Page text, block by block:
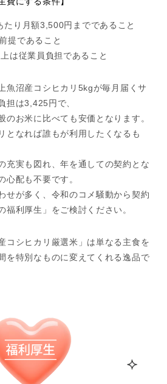
たり月額3,500円までであること
提であること
は従業員負担であること
魚沼産コシヒカリ5kgが毎月届くサ
担は3,425円で、
のお米に比べても安価となります。
となれば誰もが利用したくなるも
充実も図れ、年を通しての契約とな
心配も不要です。
せが多く、令和のコメ騒動から契約
福利厚生」をご検討ください。
コシヒカリ厳選米」は単なる主食を
を特別なものに変えてくれる逸品で